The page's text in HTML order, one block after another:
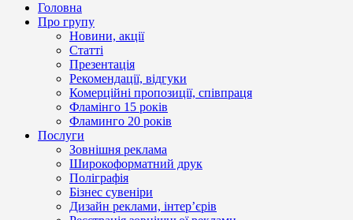
Головна
Про групу
Новини, акції
Статті
Презентація
Рекомендації, відгуки
Комерційні пропозиції, співпраця
Фламінго 15 років
Фламинго 20 років
Послуги
Зовнішня реклама
Широкоформатний друк
Поліграфія
Бізнес сувеніри
Дизайн реклами, інтер’єрів